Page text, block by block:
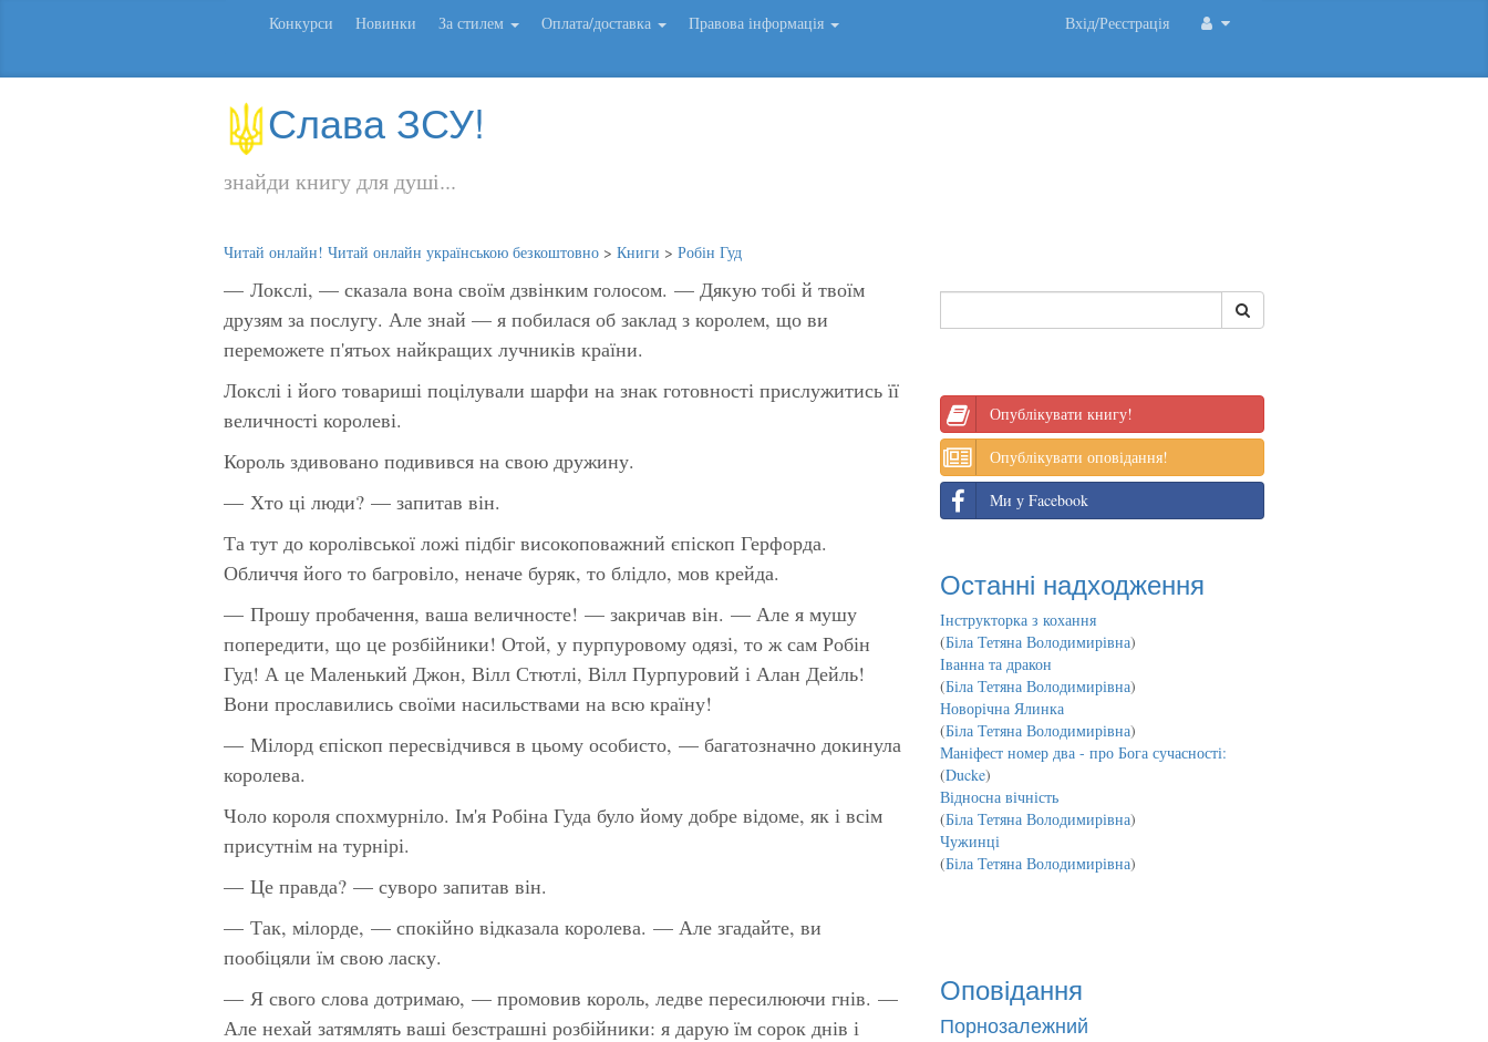
Конкурси Новинки За стилем Оплата/доставка Правова інформація Вхід/Реєстрація
Слава ЗСУ!
знайди книгу для душі...
Читай онлайн! Читай онлайн українською безкоштовно > Книги > Робін Гуд
— Локслі, — сказала вона своїм дзвінким голосом. — Дякую тобі й твоїм
друзям за послугу. Але знай — я побилася об заклад з королем, що ви
переможете п'ятьох найкращих лучників країни.
Локслі і його товариші поцілували шарфи на знак готовності прислужитись її
величності королеві.
Король здивовано подивився на свою дружину.
— Хто ці люди? — запитав він.
Та тут до королівської ложі підбіг високоповажний єпіскоп Герфорда.
Обличчя його то багровіло, неначе буряк, то блідло, мов крейда.
— Прошу пробачення, ваша величносте! — закричав він. — Але я мушу
попередити, що це розбійники! Отой, у пурпуровому одязі, то ж сам Робін
Гуд! А це Маленький Джон, Вілл Стютлі, Вілл Пурпуровий і Алан Дейль!
Вони прославились своїми насильствами на всю країну!
— Мілорд єпіскоп пересвідчився в цьому особисто, — багатозначно докинула
королева.
Чоло короля спохмурніло. Ім'я Робіна Гуда було йому добре відоме, як і всім
присутнім на турнірі.
— Це правда? — суворо запитав він.
— Так, мілорде, — спокійно відказала королева. — Але згадайте, ви
пообіцяли їм свою ласку.
— Я свого слова дотримаю, — промовив король, ледве пересилюючи гнів. —
Але нехай затямлять ваші безстрашні розбійники: я дарую їм сорок днів і
Опублікувати книгу!
Опублікувати оповідання!
Ми у Facebook
Останні надходження
Інструкторка з кохання
(Біла Тетяна Володимирівна)
Іванна та дракон
(Біла Тетяна Володимирівна)
Новорічна Ялинка
(Біла Тетяна Володимирівна)
Маніфест номер два - про Бога сучасності:
(Ducke)
Відносна вічність
(Біла Тетяна Володимирівна)
Чужинці
(Біла Тетяна Володимирівна)
Оповідання
Порнозалежний